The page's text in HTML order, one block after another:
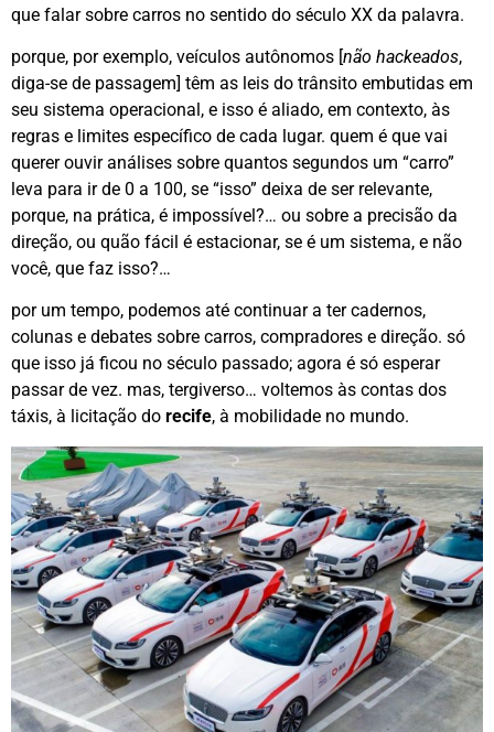
que falar sobre carros no sentido do século XX da palavra.
porque, por exemplo, veículos autônomos [não hackeados,
diga-se de passagem] têm as leis do trânsito embutidas em
seu sistema operacional, e isso é aliado, em contexto, às
regras e limites específico de cada lugar. quem é que vai
querer ouvir análises sobre quantos segundos um “carro”
leva para ir de 0 a 100, se “isso” deixa de ser relevante,
porque, na prática, é impossível?… ou sobre a precisão da
direção, ou quão fácil é estacionar, se é um sistema, e não
você, que faz isso?…
por um tempo, podemos até continuar a ter cadernos,
colunas e debates sobre carros, compradores e direção. só
que isso já ficou no século passado; agora é só esperar
passar de vez. mas, tergiverso… voltemos às contas dos
táxis, à licitação do recife, à mobilidade no mundo.